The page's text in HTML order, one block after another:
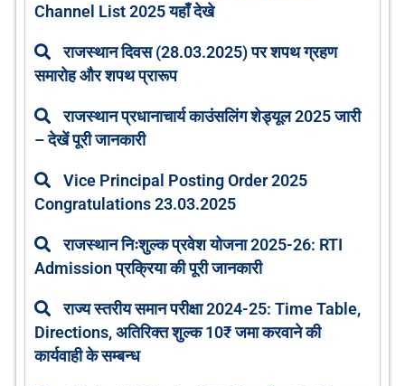
Channel List 2025 यहाँ देखे
राजस्थान दिवस (28.03.2025) पर शपथ ग्रहण
समारोह और शपथ प्रारूप
राजस्थान प्रधानाचार्य काउंसलिंग शेड्यूल 2025 जारी
– देखें पूरी जानकारी
Vice Principal Posting Order 2025
Congratulations 23.03.2025
राजस्थान निःशुल्क प्रवेश योजना 2025-26: RTI
Admission प्रक्रिया की पूरी जानकारी
राज्य स्तरीय समान परीक्षा 2024-25: Time Table,
Directions, अतिरिक्त शुल्क 10₹ जमा करवाने की
कार्यवाही के सम्बन्ध